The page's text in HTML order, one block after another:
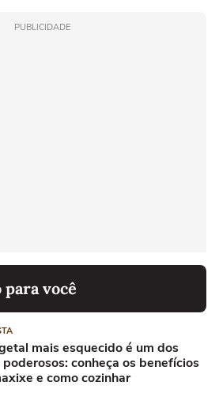
PUBLICIDADE
para você
mais esquecido é um dos
poderosos: conheça os benefícios
e como cozinhar